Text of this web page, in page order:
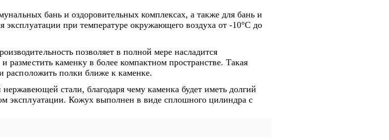
бань и оздоровительных комплексах, а также для бань и
эксплуатации при температуре окружающего воздуха от -10°С до
позволяет в полной мере насладится
каменку в более компактном пространстве. Такая
расположить полки ближе к каменке.
стали, благодаря чему каменка будет иметь долгий
эксплуатации. Кожух выполнен в виде сплошного цилиндра с